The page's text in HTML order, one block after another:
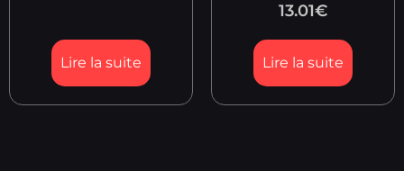
Lire la suite
13.01€
Lire la suite